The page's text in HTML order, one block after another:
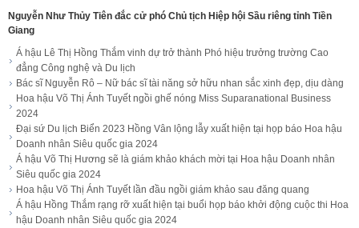
Nguyễn Như Thủy Tiên đắc cử phó Chủ tịch Hiệp hội Sầu riêng tỉnh Tiền
Giang
Á hậu Lê Thị Hồng Thắm vinh dự trở thành Phó hiệu trưởng trường Cao
đẳng Công nghệ và Du lịch
Bác sĩ Nguyễn Rô – Nữ bác sĩ tài năng sở hữu nhan sắc xinh đẹp, dịu dàng
Hoa hậu Võ Thị Ánh Tuyết ngồi ghế nóng Miss Suparanational Business
2024
Đại sứ Du lịch Biển 2023 Hồng Vân lộng lẫy xuất hiện tại họp báo Hoa hậu
Doanh nhân Siêu quốc gia 2024
Á hậu Võ Thị Hương sẽ là giám khảo khách mời tại Hoa hậu Doanh nhân
Siêu quốc gia 2024
Hoa hậu Võ Thị Ánh Tuyết lần đầu ngồi giám khảo sau đăng quang
Á hậu Hồng Thắm rạng rỡ xuất hiện tại buổi họp báo khởi động cuộc thi Hoa
hậu Doanh nhân Siêu quốc gia 2024